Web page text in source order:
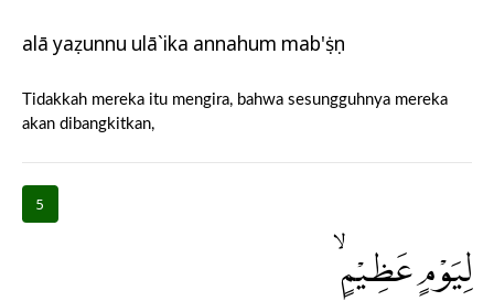
alā yaẓunnu ulā`ika annahum mab'ụṡụn
Tidakkah mereka itu mengira, bahwa sesungguhnya mereka
akan dibangkitkan,
5
لِيَوْمٍ عَظِيْمٍۙ